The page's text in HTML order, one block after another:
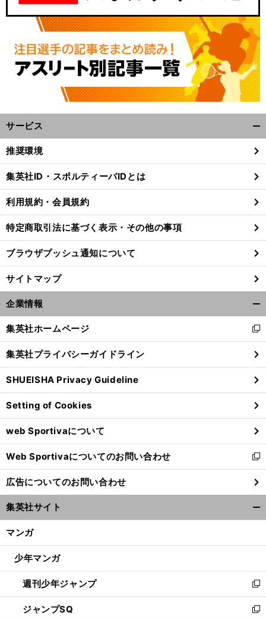
サービス
閉
る
推奨環境
集英社ID・スポルティーバIDとは
利用規約・会員規約
特定商取引法に基づく表示・その他の事項
ブラウザプッシュ通知について
サイトマップ
企業情報
閉
る
集英社ホームページ
新
し
い
ウ
ィ
ン
ド
ウ
で
開
く
集英社プライバシーガイドライン
SHUEISHA Privacy Guideline
Setting of Cookies
web Sportivaについて
Web Sportivaについてのお問い合わせ
新
し
い
ウ
ィ
ン
ウ
開
く
広告についてのお問い合わせ
集英社サイト
マンガ
少年マンガ
週刊少年ジャンプ
新
し
い
ジャンプSQ
新